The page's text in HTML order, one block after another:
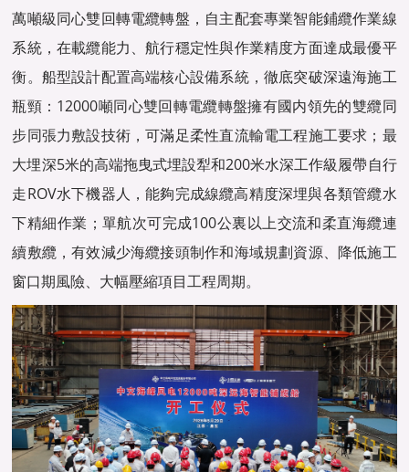
萬噸級同心雙回轉電纜轉盤，自主配套專業智能鋪纜作業線
系統，在載纜能力、航行穩定性與作業精度方面達成最優平
衡。船型設計配置高端核心設備系統，徹底突破深遠海施工
瓶頸：12000噸同心雙回轉電纜轉盤擁有國内領先的雙纜同
步同張力敷設技術，可滿足柔性直流輸電工程施工要求；最
大埋深5米的高端拖曳式埋設犁和200米水深工作級履帶自行
走ROV水下機器人，能夠完成線纜高精度深埋與各類管纜水
下精細作業；單航次可完成100公裏以上交流和柔直海纜連
續敷纜，有效減少海纜接頭制作和海域規劃資源、降低施工
窗口期風險、大幅壓縮項目工程周期。